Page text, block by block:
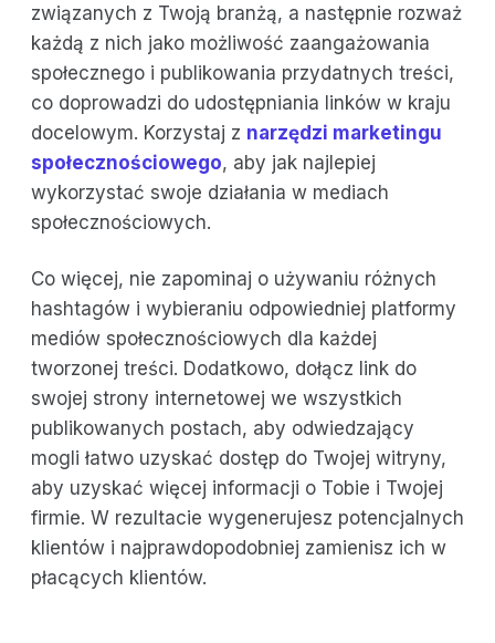
związanych z Twoją branżą, a następnie rozważ
każdą z nich jako możliwość zaangażowania
społecznego i publikowania przydatnych treści,
co doprowadzi do udostępniania linków w kraju
docelowym. Korzystaj z narzędzi marketingu
społecznościowego, aby jak najlepiej
wykorzystać swoje działania w mediach
społecznościowych.
Co więcej, nie zapominaj o używaniu różnych
hashtagów i wybieraniu odpowiedniej platformy
mediów społecznościowych dla każdej
tworzonej treści. Dodatkowo, dołącz link do
swojej strony internetowej we wszystkich
publikowanych postach, aby odwiedzający
mogli łatwo uzyskać dostęp do Twojej witryny,
aby uzyskać więcej informacji o Tobie i Twojej
firmie. W rezultacie wygenerujesz potencjalnych
klientów i najprawdopodobniej zamienisz ich w
płacących klientów.